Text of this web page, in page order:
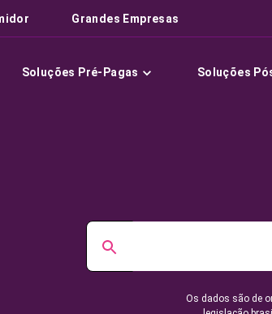
Grandes Empresas
Soluções Pré-Pagas Soluções
Os dados são de